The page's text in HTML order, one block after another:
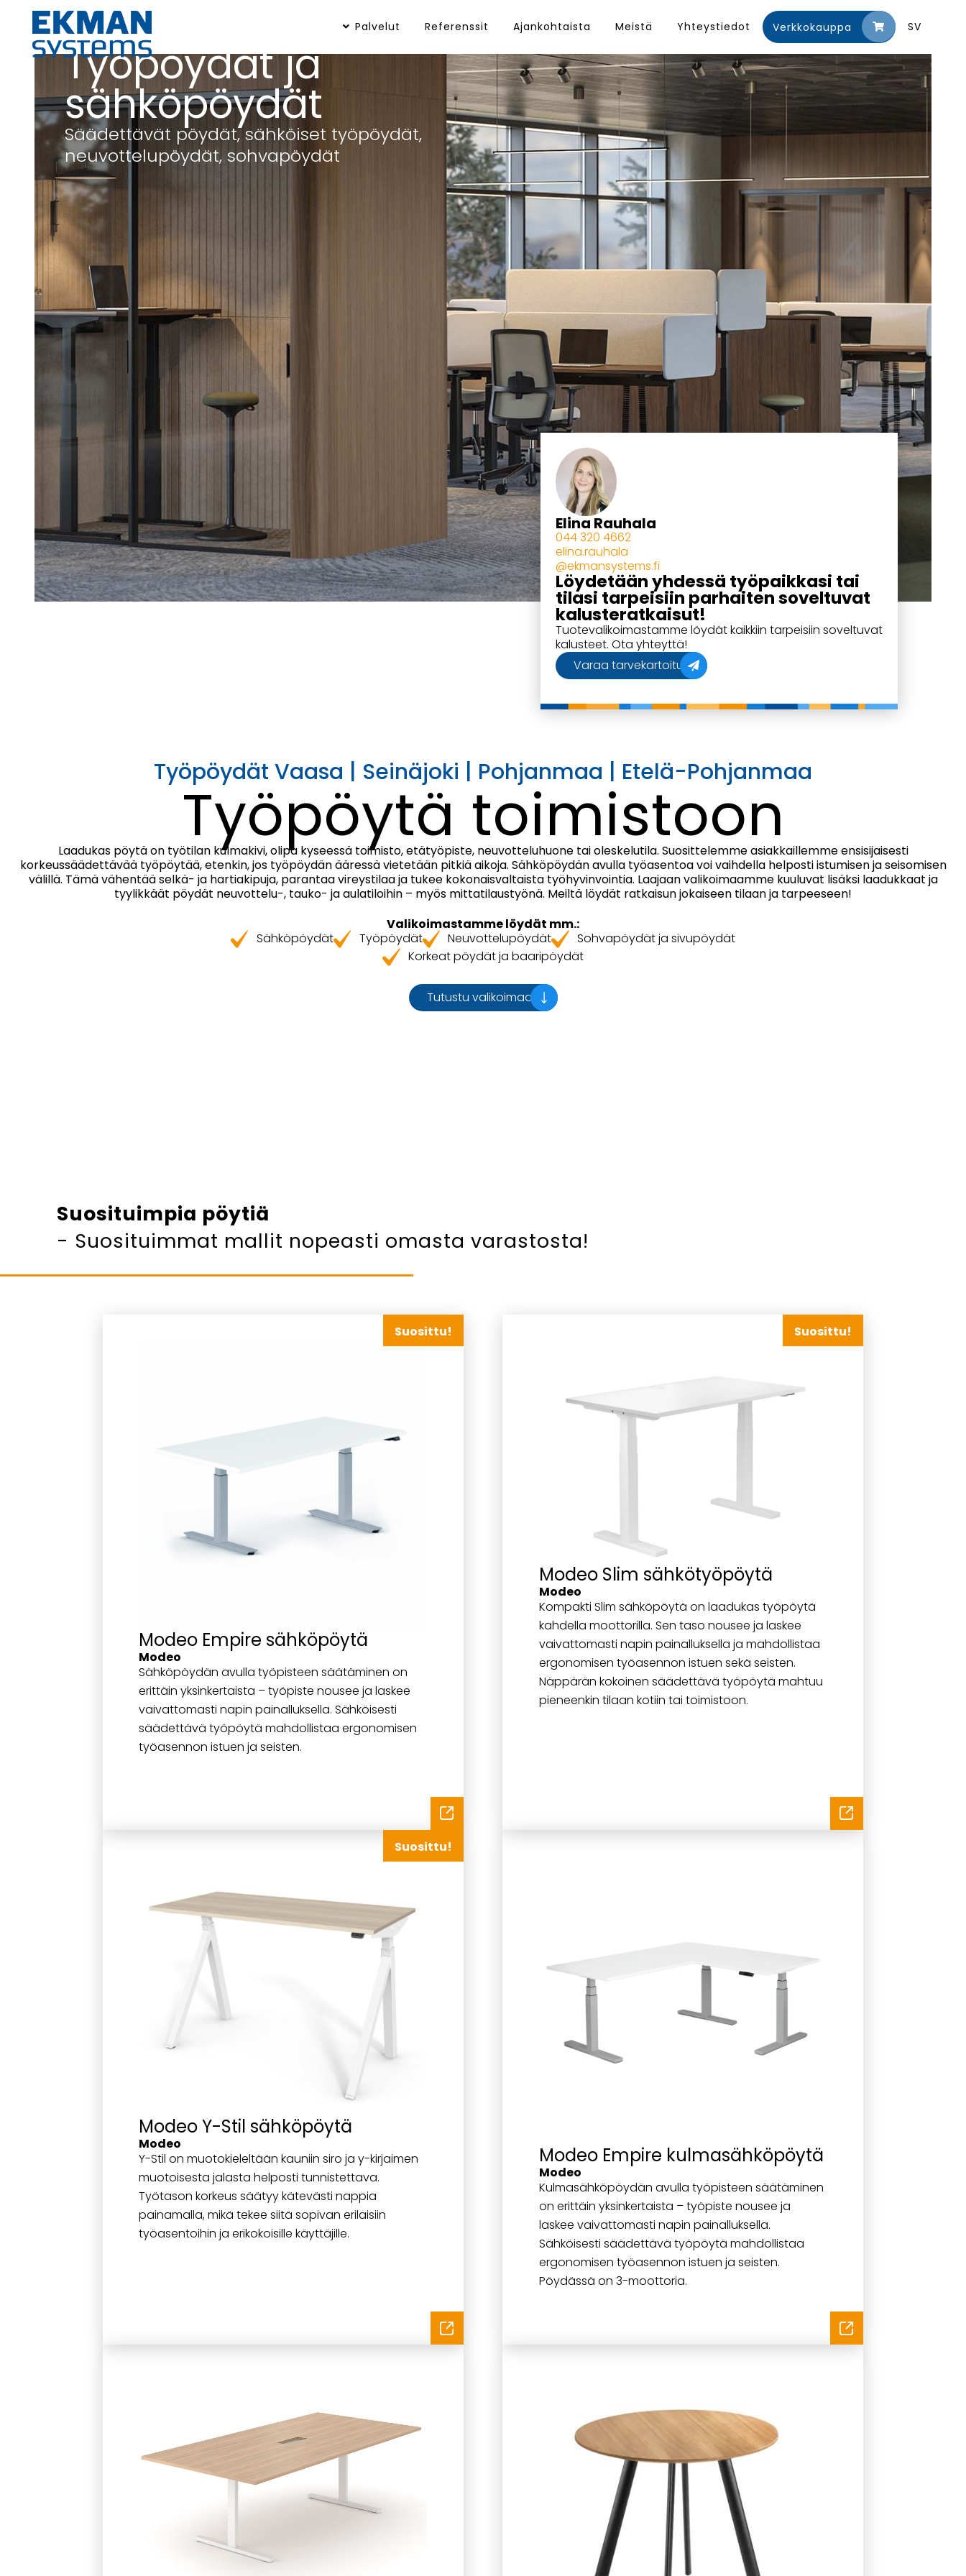
Palvelut Referenssit Ajankohtaista Meistä Yhteystiedot Verkkokauppa SV
Toimistokalusteet
Työpöydät ja
sähköpöydät
Säädettävät pöydät, sähköiset työpöydät,
neuvottelupöydät, sohvapöydät
Elina Rauhala
044 320 4662
elina.rauhala
@ekmansystems.fi
Löydetään yhdessä työpaikkasi tai
tilasi tarpeisiin parhaiten soveltuvat
kalusteratkaisut!
Tuotevalikoimastamme löydät kaikkiin tarpeisiin soveltuvat
kalusteet. Ota yhteyttä!
Varaa tarvekartoitus
Työpöydät Vaasa | Seinäjoki | Pohjanmaa | Etelä-Pohjanmaa
Työpöytä toimistoon
Laadukas pöytä on työtilan kulmakivi, olipa kyseessä toimisto, etätyöpiste, neuvotteluhuone tai oleskelutila. Suosittelemme asiakkaillemme ensisijaisesti
korkeussäädettävää työpöytää, etenkin, jos työpöydän ääressä vietetään pitkiä aikoja. Sähköpöydän avulla työasentoa voi vaihdella helposti istumisen ja seisomisen
välillä. Tämä vähentää selkä- ja hartiakipuja, parantaa vireystilaa ja tukee kokonaisvaltaista työhyvinvointia. Laajaan valikoimaamme kuuluvat lisäksi laadukkaat ja
tyylikkäät pöydät neuvottelu-, tauko- ja aulatiloihin – myös mittatilaustyönä. Meiltä löydät ratkaisun jokaiseen tilaan ja tarpeeseen!
Valikoimastamme löydät mm.:
Sähköpöydät
Työpöydät Neuvottelupöydät
Sohvapöydät ja sivupöydät
Korkeat pöydät ja baaripöydät
Tutustu valikoimaan
Suosituimpia pöytiä
- Suosituimmat mallit nopeasti omasta varastosta!
Suosittu!
Modeo Empire sähköpöytä
Modeo
Sähköpöydän avulla työpisteen säätäminen on
erittäin yksinkertaista – työpiste nousee ja laskee
vaivattomasti napin painalluksella. Sähköisesti
säädettävä työpöytä mahdollistaa ergonomisen
työasennon istuen ja seisten.
Suosittu!
Modeo Slim sähkötyöpöytä
Modeo
Kompakti Slim sähköpöytä on laadukas työpöytä
kahdella moottorilla. Sen taso nousee ja laskee
vaivattomasti napin painalluksella ja mahdollistaa
ergonomisen työasennon istuen sekä seisten.
Näppärän kokoinen säädettävä työpöytä mahtuu
pieneenkin tilaan kotiin tai toimistoon.
Suosittu!
Modeo Y-Stil sähköpöytä
Modeo
Y-Stil on muotokieleltään kauniin siro ja y-kirjaimen
muotoisesta jalasta helposti tunnistettava.
Työtason korkeus säätyy kätevästi nappia
painamalla, mikä tekee siitä sopivan erilaisiin
työasentoihin ja erikokoisille käyttäjille.
Modeo Empire kulmasähköpöytä
Modeo
Kulmasähköpöydän avulla työpisteen säätäminen
on erittäin yksinkertaista – työpiste nousee ja
laskee vaivattomasti napin painalluksella.
Sähköisesti säädettävä työpöytä mahdollistaa
ergonomisen työasennon istuen ja seisten.
Pöydässä on 3-moottoria.